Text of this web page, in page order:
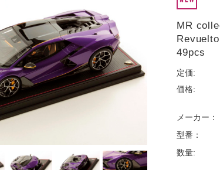
MR
49pcs
定価:
価格:
メーカー：
型番：
数量: